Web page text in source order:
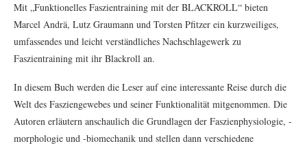
Mit „Funktionelles Faszientraining mit der BLACKROLL“ bieten
Marcel Andrä, Lutz Graumann und Torsten Pfitzer ein kurzweiliges,
umfassendes und leicht verständliches Nachschlagewerk zu
Faszientraining mit ihr Blackroll an.
In diesem Buch werden die Leser auf eine interessante Reise durch die
Welt des Fasziengewebes und seiner Funktionalität mitgenommen. Die
Autoren erläutern anschaulich die Grundlagen der Faszienphysiologie, -
morphologie und -biomechanik und stellen dann verschiedene